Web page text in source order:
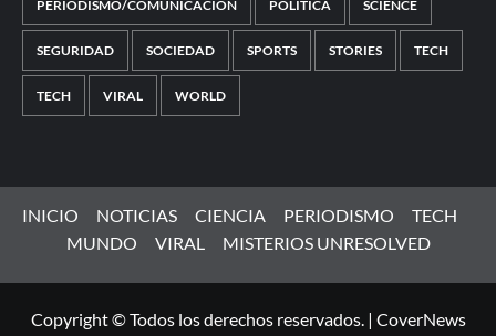
PERIODISMO/COMUNICACIÓN POLÍTICA SCIENCE
SEGURIDAD SOCIEDAD SPORTS STORIES TECH
TECH VIRAL WORLD
INICIO NOTICIAS CIENCIA PERIODISMO
TECH
MUNDO
VIRAL MISTERIOS UNRESOLVED
Copyright © Todos los derechos reservados. | CoverNews